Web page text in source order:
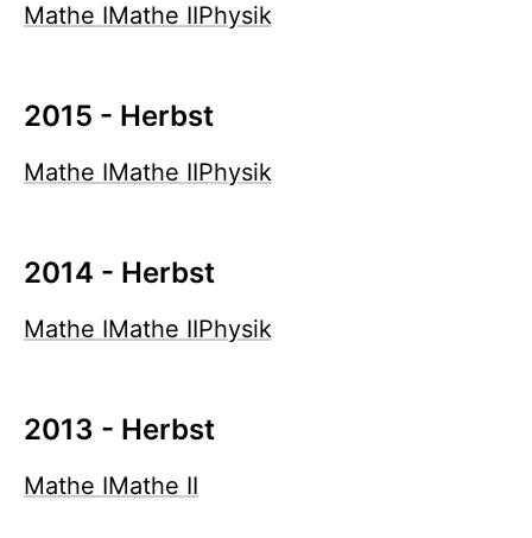
Mathe IMathe IIPhysik
2015 - Herbst
Mathe IMathe IIPhysik
2014 - Herbst
Mathe IMathe IIPhysik
2013 - Herbst
Mathe IMathe II